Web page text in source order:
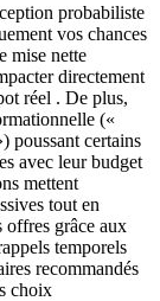
probabiliste
vos chances
mise nette
directement
réel . De plus,
(«
poussant certains
avec leur budget
mettent
tout en
offres grâce aux
temporels
recommandés
choix